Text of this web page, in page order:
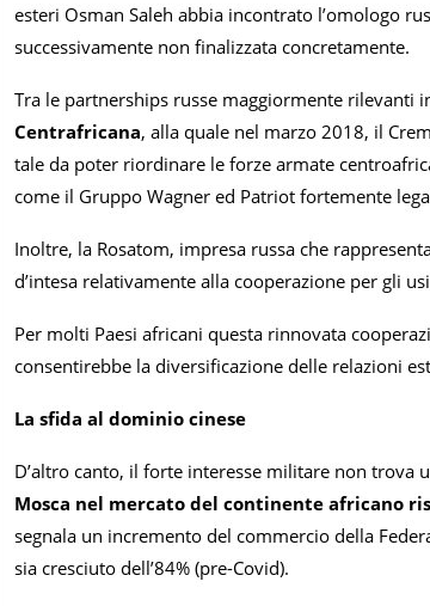
esteri Osman Saleh abbia incontrato l’omologo
successivamente non finalizzata concretamente.
Tra le partnerships russe maggiormente rilevanti
Centrafricana, alla quale nel marzo 2018, il
tale da poter riordinare le forze armate
come il Gruppo Wagner ed Patriot fortemente
Inoltre, la Rosatom, impresa russa che
d’intesa relativamente alla cooperazione per gli
Per molti Paesi africani questa rinnovata
consentirebbe la diversificazione delle relazioni
La sfida al dominio cinese
D’altro canto, il forte interesse militare non trova
Mosca nel mercato del continente africano
segnala un incremento del commercio della
sia cresciuto dell’84% (pre-Covid).